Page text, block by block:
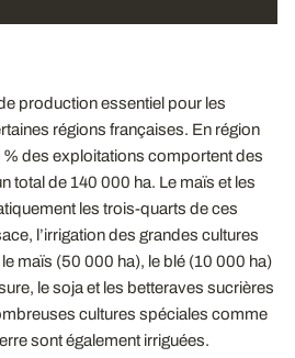
production essentiel pour les
régions françaises. En région
des exploitations comportent des
total de 140 000 ha. Le maïs et les
les trois-quarts de ces
l’irrigation des grandes cultures
maïs (50 000 ha), le blé (10 000 ha)
le soja et les betteraves sucrières
cultures spéciales comme
sont également irriguées.